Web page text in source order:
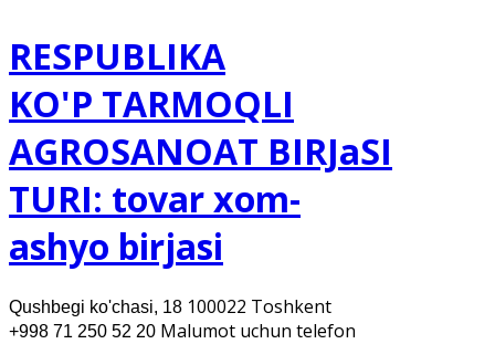
RESPUBLIKA
KO'P TARMOQLI
AGROSANOAT BIRJaSI
TURI: tovar xom-
ashyo birjasi
Qushbegi ko'chasi, 18 100022 Toshkent
+998 71 250 52 20 Malumot uchun telefon